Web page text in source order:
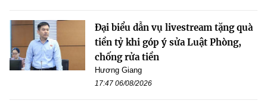
Đại biểu dẫn vụ livestream tặng quà
tiền tỷ khi góp ý sửa Luật Phòng,
chống rửa tiền
Hương Giang
17:47 06/08/2026